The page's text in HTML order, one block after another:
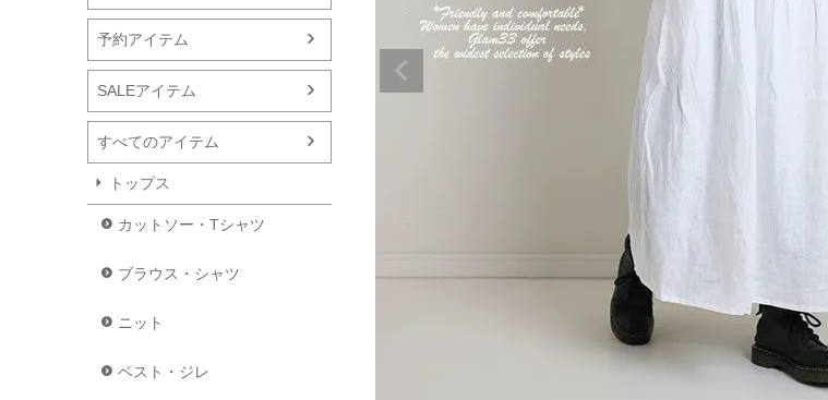
予約アイテム
SALEアイテム
すべてのアイテム
トップス
カットソー・Tシャツ
ブラウス・シャツ
ニット
ベスト・ジレ